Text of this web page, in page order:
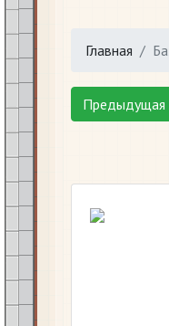
Главная
Предыдущая